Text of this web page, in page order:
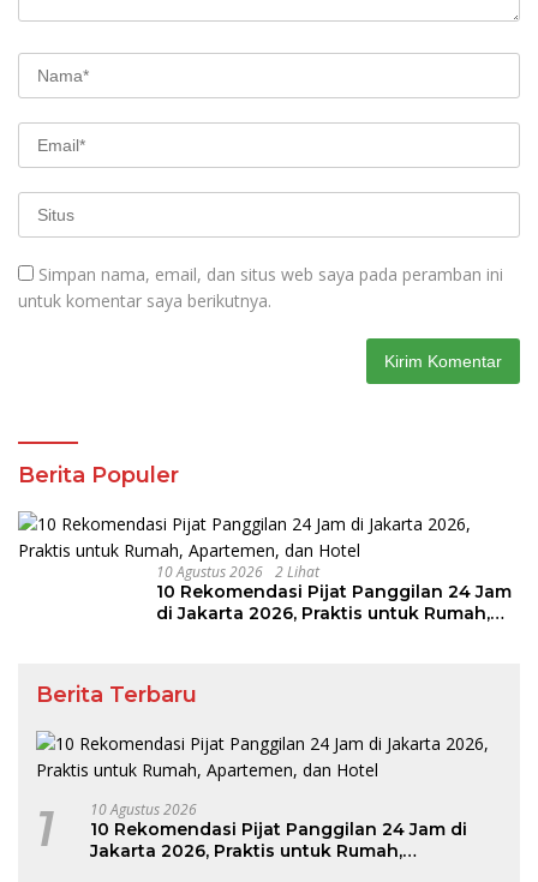
Simpan nama, email, dan situs web saya pada peramban ini
untuk komentar saya berikutnya.
Berita Populer
10 Agustus 2026 2 Lihat
10 Rekomendasi Pijat Panggilan 24 Jam
di Jakarta 2026, Praktis untuk Rumah,
Berita Terbaru
1 10 Agustus 2026
10 Rekomendasi Pijat Panggilan 24 Jam di
Jakarta 2026, Praktis untuk Rumah,